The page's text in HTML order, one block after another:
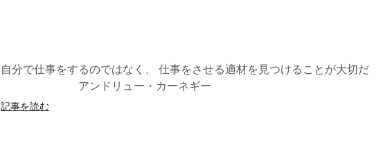
自分で仕事をするのではなく、 仕事をさせる適材を見つけることが大切だ
アンドリュー・カーネギー
記事を読む